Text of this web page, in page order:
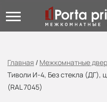
Главная / Межкомнатные
Тиволи И-4, Без стекла (ДГ),
(RAL 7045)